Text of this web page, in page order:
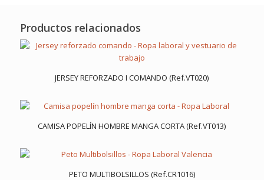
Productos relacionados
JERSEY REFORZADO I COMANDO (Ref.VT020)
CAMISA POPELÍN HOMBRE MANGA CORTA (Ref.VT013)
PETO MULTIBOLSILLOS (Ref.CR1016)